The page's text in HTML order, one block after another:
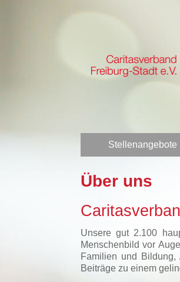
Stellenangebote
Über uns
Unsere gut 2.100
Menschenbild vor
Familien und
Beiträge zu einem